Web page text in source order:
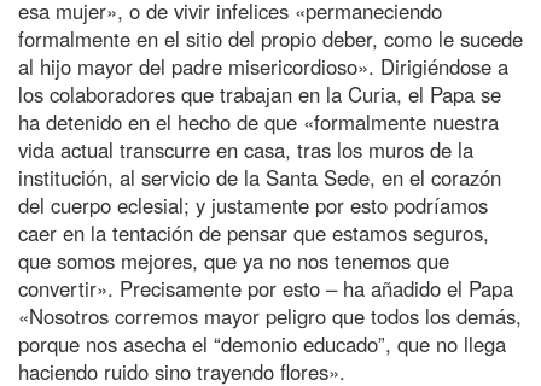
esa mujer», o de vivir infelices «permaneciendo
formalmente en el sitio del propio deber, como le sucede
al hijo mayor del padre misericordioso». Dirigiéndose a
los colaboradores que trabajan en la Curia, el Papa se
ha detenido en el hecho de que «formalmente nuestra
vida actual transcurre en casa, tras los muros de la
institución, al servicio de la Santa Sede, en el corazón
del cuerpo eclesial; y justamente por esto podríamos
caer en la tentación de pensar que estamos seguros,
que somos mejores, que ya no nos tenemos que
convertir». Precisamente por esto – ha añadido el Papa
«Nosotros corremos mayor peligro que todos los demás,
porque nos asecha el “demonio educado”, que no llega
haciendo ruido sino trayendo flores».